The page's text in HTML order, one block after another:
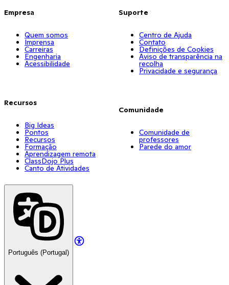
Empresa
Quem somos
Imprensa
Carreiras
Engenharia
Acessibilidade
Recursos
Big Ideas
Pontos
Recursos
Formação
Aprendizagem remota
ClassDojo Plus
Canto de Atividades
Suporte
Centro de Ajuda
Contato
Definições de Cookies
Aviso de transparência na
recolha
Privacidade e segurança
Comunidade
Comunidade de
professores
Parede do amor
Português (Portugal)